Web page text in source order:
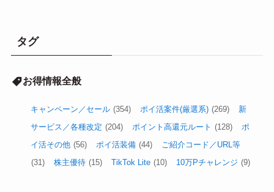
タグ
お得情報全般
キャンペーン／セール (354) ポイ活案件(厳選系) (269)
新
サービス／各種改定 (204) ポイント高還元ルート (128)
ポ
イ活その他 (56) ポイ活装備 (44)
ご紹介コード／URL等
(31)
株主優待 (15) TikTok Lite (10) 10万Pチャレンジ (9)